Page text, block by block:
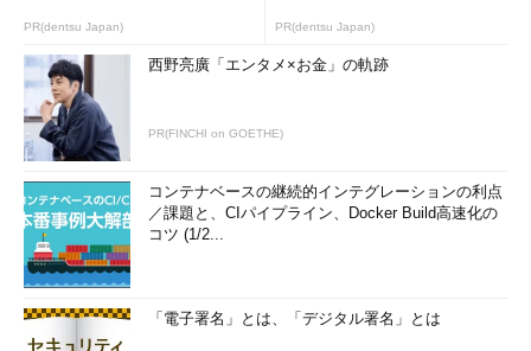
がしやすくなるというもの。これまでは、１/10/40Gbpsにしか
対応していなかった。
計測・テストに関する主要ベンダーの一社であるIxia
た。同社は広帯域で密度の高いテストソリューションを、
Interop Tokyoで発表する。
また、Spirent Communications ／東陽テクニカは400G／
200G／100G／50Gイーサネットに1台で対応する世界初のパフォ
ーマンステスト製品、「Spirent TestCenter
PR(dentsu Japan) PR(dentsu Japan)
西野亮廣「エンタメ×お金」の軌跡
PR(FINCHI on GOETHE)
コンテナベースの継続的インテグレーションの利点
／課題と、CIパイプライン、Docker Build高速化の
コツ (1/2...
「電子署名」とは、「デジタル署名」とは